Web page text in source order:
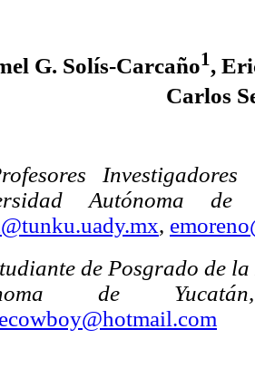
G. Solís-Carcaño1,
Carlos
Autónoma de
,
de Posgrado de
de